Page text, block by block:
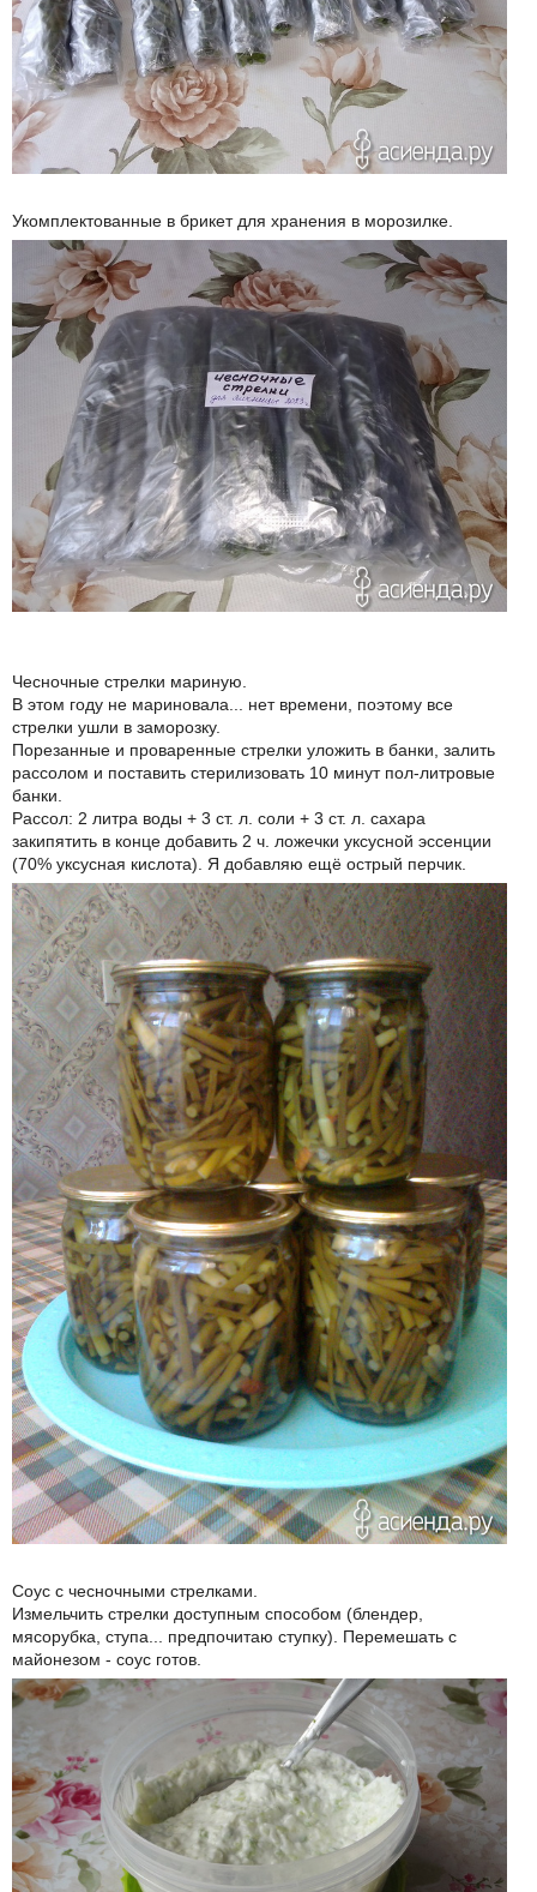
Укомплектованные в брикет для хранения в морозилке.
Чесночные стрелки мариную.
В этом году не мариновала... нет времени, поэтому все
стрелки ушли в заморозку.
Порезанные и проваренные стрелки уложить в банки, залить
рассолом и поставить стерилизовать 10 минут пол-литровые
банки.
Рассол: 2 литра воды + 3 ст. л. соли + 3 ст. л. сахара
закипятить в конце добавить 2 ч. ложечки уксусной эссенции
(70% уксусная кислота). Я добавляю ещё острый перчик.
Соус с чесночными стрелками.
Измельчить стрелки доступным способом (блендер,
мясорубка, ступа... предпочитаю ступку). Перемешать с
майонезом - соус готов.